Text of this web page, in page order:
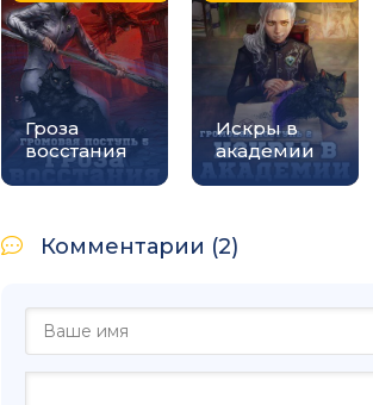
Гроза
восстания
Искры в
академии
Комментарии (2)